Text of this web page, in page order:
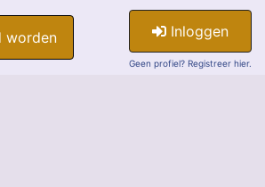
worden Inloggen
Geen profiel? Registreer hier.